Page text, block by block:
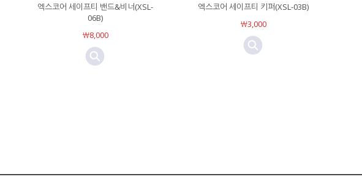
엑스코어 세이프티 밴드&비너(XSL-
06B)
￦8,000
엑스코어 세이프티 키퍼(XSL-03B)
￦3,000